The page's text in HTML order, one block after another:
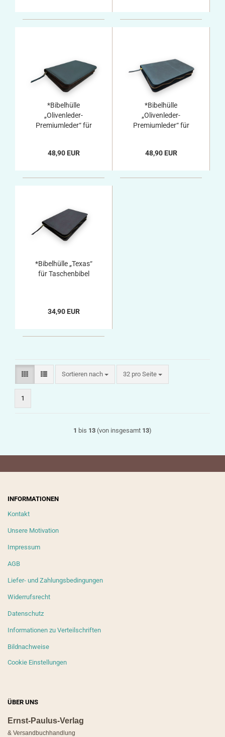
*Bibelhülle
„Olivenleder-
Premiumleder“ für
48,90 EUR
*Bibelhülle
„Olivenleder-
Premiumleder“ für
48,90 EUR
*Bibelhülle „Texas“
für Taschenbibel
34,90 EUR
Sortieren nach
Sortieren nach 32 pro Seite
pro Seite
1
1 bis 13 (von insgesamt 13)
INFORMATIONEN
Kontakt
Unsere Motivation
Impressum
AGB
Liefer- und Zahlungsbedingungen
Widerrufsrecht
Datenschutz
Informationen zu Verteilschriften
Bildnachweise
Cookie Einstellungen
ÜBER UNS
Ernst-Paulus-Verlag
& Versandbuchhandlung